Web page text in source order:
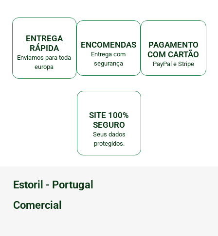
ENTREGA
RÁPIDA
Enviamos para toda
europa
ENCOMENDAS
Entrega com
segurança
PAGAMENTO
COM CARTÃO
PayPal e Stripe
SITE 100%
SEGURO
Seus dados
protegidos.
Estoril - Portugal
Comercial